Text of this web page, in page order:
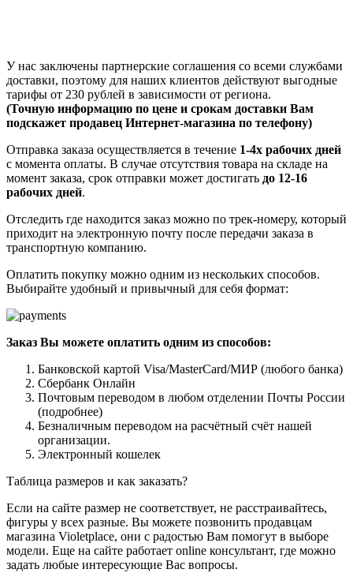
У нас заключены партнерские соглашения со всеми службами
доставки, поэтому для наших клиентов действуют выгодные
тарифы от 230 рублей в зависимости от региона.
(Точную информацию по цене и срокам доставки Вам
подскажет продавец Интернет-магазина по телефону)
Отправка заказа осуществляется в течение 1-4х рабочих дней
с момента оплаты. В случае отсутствия товара на складе на
момент заказа, срок отправки может достигать до 12-16
рабочих дней.
Отследить где находится заказ можно по трек-номеру, который
приходит на электронную почту после передачи заказа в
транспортную компанию.
Оплатить покупку можно одним из нескольких способов.
Выбирайте удобный и привычный для себя формат:
Заказ Вы можете оплатить одним из способов:
Банковской картой Visa/MasterCard/МИР (любого банка)
Сбербанк Онлайн
Почтовым переводом в любом отделении Почты России
(подробнее)
Безналичным переводом на расчётный счёт нашей
организации.
Электронный кошелек
Таблица размеров и как заказать?
Если на сайте размер не соответствует, не расстраивайтесь,
фигуры у всех разные. Вы можете позвонить продавцам
магазина Violetplace, они с радостью Вам помогут в выборе
модели. Еще на сайте работает online консультант, где можно
задать любые интересующие Вас вопросы.